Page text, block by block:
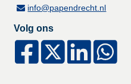
info@papendrecht.nl
Volg ons